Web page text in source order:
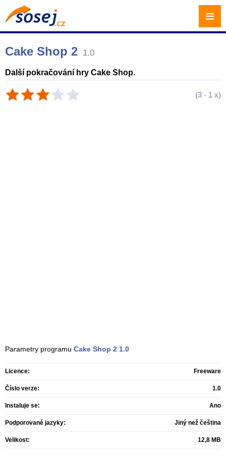
Cake Shop 2 1.0
Další pokračování hry Cake Shop.
(3 - 1 x)
Parametry programu Cake Shop 2 1.0
Licence: Freeware
Číslo verze: 1.0
Instaluje se: Ano
Podporované jazyky: Jiný než čeština
Velikost: 12,8 MB
≡